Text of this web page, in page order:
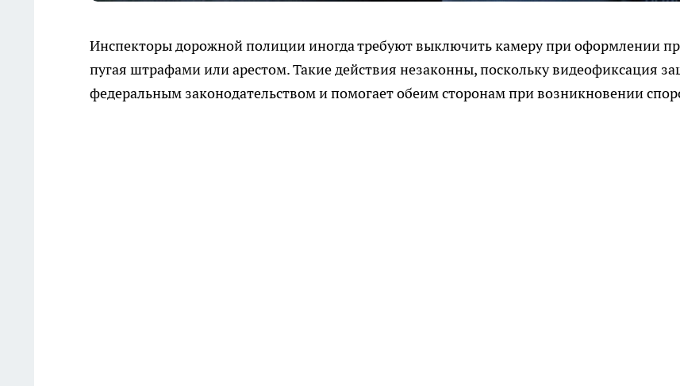
Инспекторы дорожной полиции иногда требуют выключить камеру при оформлении
пугая штрафами или арестом. Такие действия незаконны, поскольку видеофиксация
федеральным законодательством и помогает обеим сторонам при возникновении